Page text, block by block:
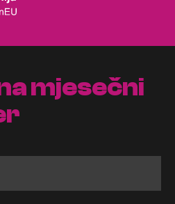
mjesečni